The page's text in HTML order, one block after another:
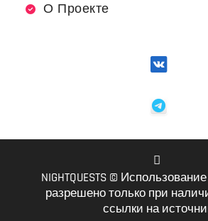
О Проекте
VK
NIGHTQUESTS ©
разрешено только при
ссылки на